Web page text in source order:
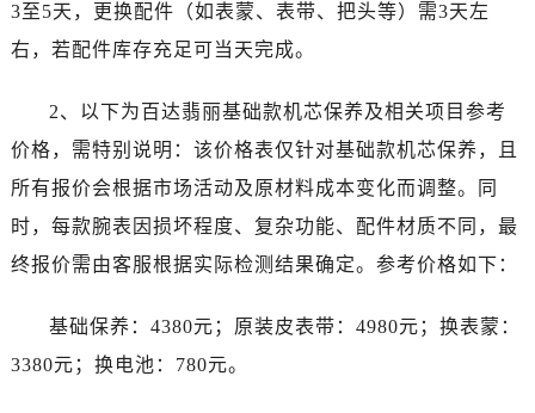
3至5天，更换配件（如表蒙、表带、把头等）需3天左
右，若配件库存充足可当天完成。
2、以下为百达翡丽基础款机芯保养及相关项目参考
价格，需特别说明：该价格表仅针对基础款机芯保养，且
所有报价会根据市场活动及原材料成本变化而调整。同
时，每款腕表因损坏程度、复杂功能、配件材质不同，最
终报价需由客服根据实际检测结果确定。参考价格如下：
基础保养：4380元；原装皮表带：4980元；换表蒙：
3380元；换电池：780元。